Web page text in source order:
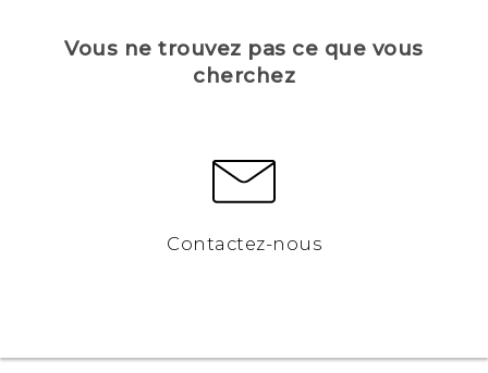
Vous ne trouvez pas ce que vous
cherchez
Contactez-nous